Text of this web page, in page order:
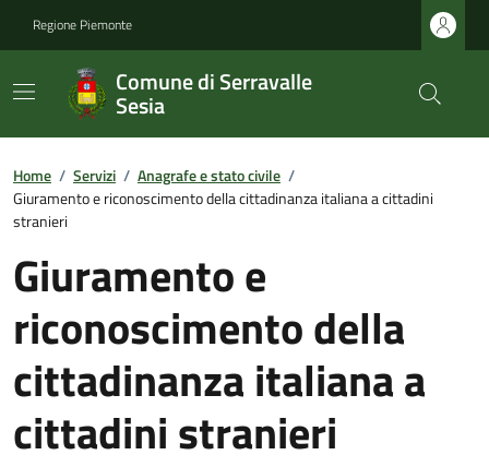
Regione Piemonte
Comune di Serravalle
Sesia
Home / Servizi / Anagrafe e stato civile /
Giuramento e riconoscimento della cittadinanza italiana a cittadini
stranieri
Giuramento e
riconoscimento della
cittadinanza italiana a
cittadini stranieri